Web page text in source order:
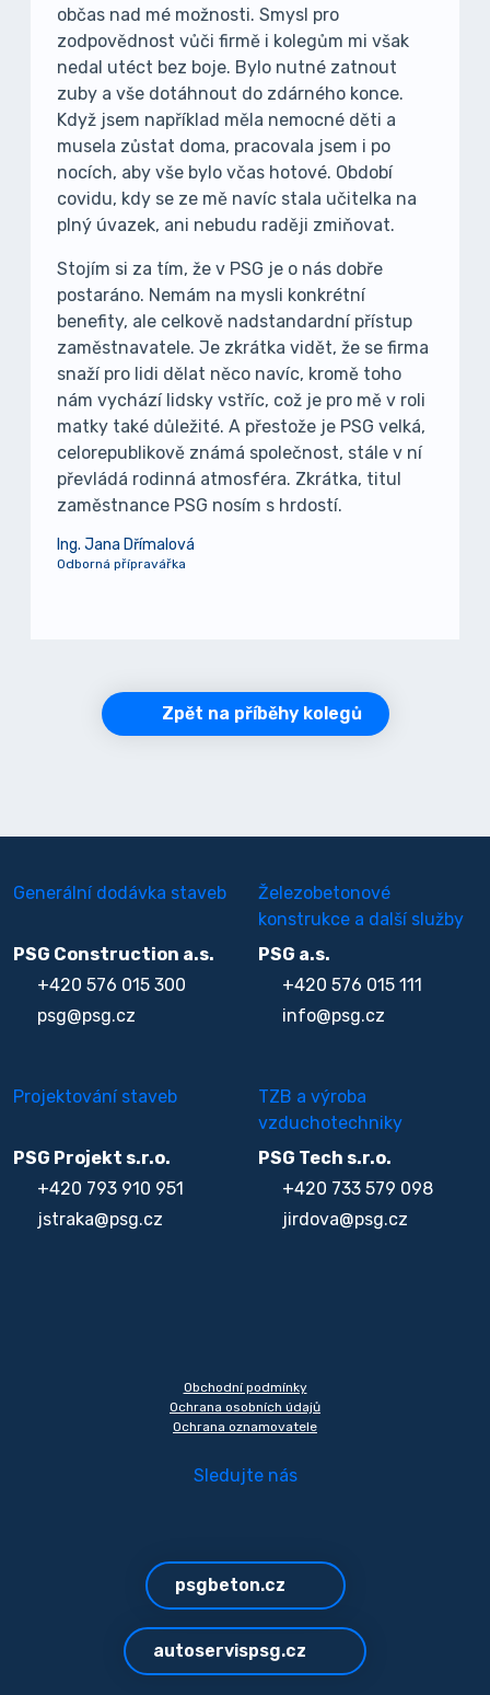
občas nad mé možnosti. Smysl pro
zodpovědnost vůči firmě i kolegům mi však
nedal utéct bez boje. Bylo nutné zatnout
zuby a vše dotáhnout do zdárného konce.
Když jsem například měla nemocné děti a
musela zůstat doma, pracovala jsem i po
nocích, aby vše bylo včas hotové. Období
covidu, kdy se ze mě navíc stala učitelka na
plný úvazek, ani nebudu raději zmiňovat.
Stojím si za tím, že v PSG je o nás dobře
postaráno. Nemám na mysli konkrétní
benefity, ale celkově nadstandardní přístup
zaměstnavatele. Je zkrátka vidět, že se firma
snaží pro lidi dělat něco navíc, kromě toho
nám vychází lidsky vstříc, což je pro mě v roli
matky také důležité. A přestože je PSG velká,
celorepublikově známá společnost, stále v ní
převládá rodinná atmosféra. Zkrátka, titul
zaměstnance PSG nosím s hrdostí.
Ing. Jana Dřímalová
Odborná přípravářka
Zpět na příběhy kolegů
Generální dodávka staveb
PSG Construction a.s.
+420 576 015 300
psg@psg.cz
Železobetonové
konstrukce a další služby
PSG a.s.
+420 576 015 111
info@psg.cz
Projektování staveb
PSG Projekt s.r.o.
+420 793 910 951
jstraka@psg.cz
TZB a výroba
vzduchotechniky
PSG Tech s.r.o.
+420 733 579 098
jirdova@psg.cz
Obchodní podmínky
Ochrana osobních údajů
Ochrana oznamovatele
Sledujte nás
psgbeton.cz
autoservispsg.cz